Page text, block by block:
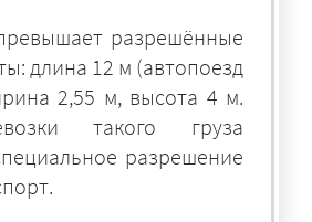
разрешённые
длина 12 м (автопоезд
2,55 м, высота 4 м.
такого груза
разрешение